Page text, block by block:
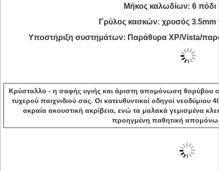
Μήκος καλωδίων: 6 πόδι
Γρύλος κασκών: χρυσός 3.5mm
Υποστήριξη συστημάτων: Παράθυρα XP/Vista/
Κρύσταλλο - η σαφής υγιής και άριστη απομόνωση θορύβου
τυχερού παιχνιδιού σας. Οι κατευθυντικοί οδηγοί
ακραία ακουστική ακρίβεια, ενώ τα μαλακά γεμισμένα
προηγμένη παθητική